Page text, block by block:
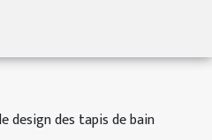
design des tapis de bain